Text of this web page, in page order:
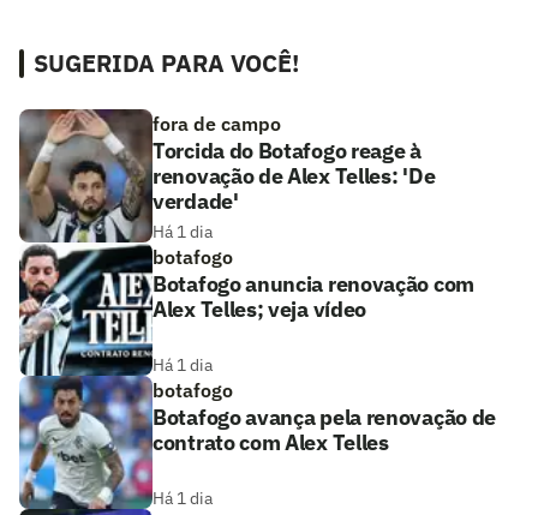
SUGERIDA PARA VOCÊ!
fora de campo
Torcida do Botafogo reage à
renovação de Alex Telles: 'De
verdade'
Há 1 dia
botafogo
Botafogo anuncia renovação com
Alex Telles; veja vídeo
Há 1 dia
botafogo
Botafogo avança pela renovação de
contrato com Alex Telles
Há 1 dia